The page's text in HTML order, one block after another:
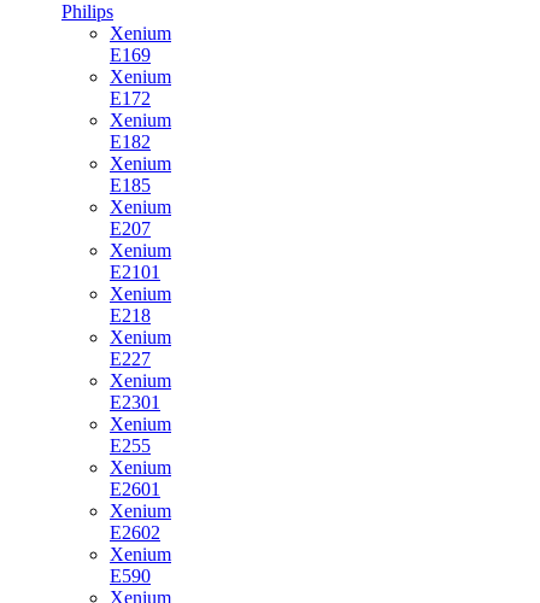
Philips
Xenium
E169
Xenium
E172
Xenium
E182
Xenium
E185
Xenium
E207
Xenium
E2101
Xenium
E218
Xenium
E227
Xenium
E2301
Xenium
E255
Xenium
E2601
Xenium
E2602
Xenium
E590
Xenium